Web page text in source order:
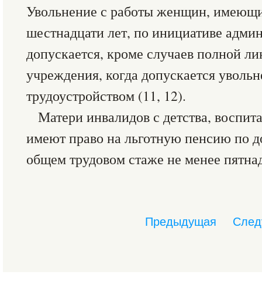
Увольнение с работы женщин,
шестнадцати лет, по инициативе
допускается, кроме случаев полной
учреждения, когда допускается
трудоустройством (11, 12).
Матери инвалидов с детства,
имеют право на льготную пенсию по
общем трудовом стаже не менее
Предыдущая